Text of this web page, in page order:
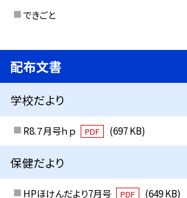
できごと
配布文書
学校だより
R8.７月号ｈｐ PDF (697 KB)
保健だより
HPほけんだより7月号 PDF (649 KB)